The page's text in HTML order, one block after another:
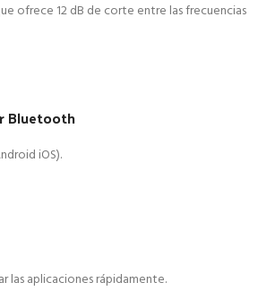
ofrece 12 dB de corte entre las frecuencias
Bluetooth
iOS).
las aplicaciones rápidamente.